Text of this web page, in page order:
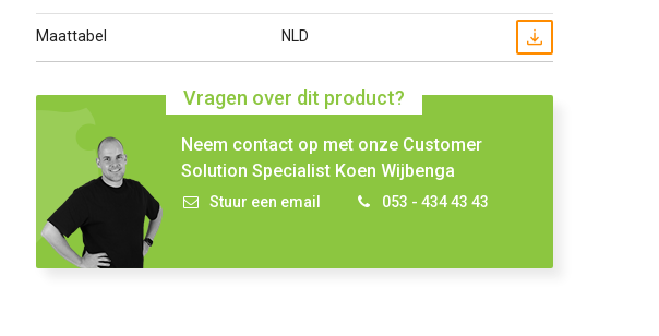
Maattabel NLD
Vragen over dit product?
Neem contact op met onze Customer
Solution Specialist Koen Wijbenga
Stuur een email 053 - 434 43 43